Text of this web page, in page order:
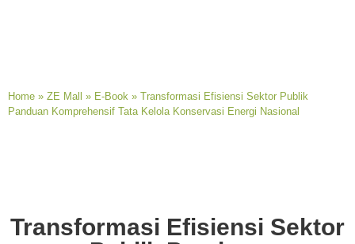
Home » ZE Mall » E-Book » Transformasi Efisiensi Sektor Publik
Panduan Komprehensif Tata Kelola Konservasi Energi Nasional
Transformasi Efisiensi Sektor